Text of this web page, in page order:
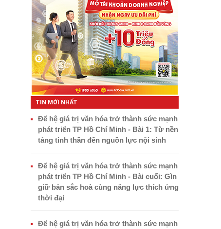
TIN MỚI NHẤT
Để hệ giá trị văn hóa trở thành sức mạnh
phát triển TP Hồ Chí Minh - Bài 1: Từ nền
tảng tinh thần đến nguồn lực nội sinh
Để hệ giá trị văn hóa trở thành sức mạnh
phát triển TP Hồ Chí Minh - Bài cuối: Gìn
giữ bản sắc hoà cùng năng lực thích ứng
thời đại
Để hệ giá trị văn hóa trở thành sức mạnh